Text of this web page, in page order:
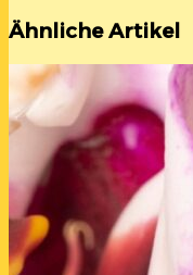
Ähnliche Artikel